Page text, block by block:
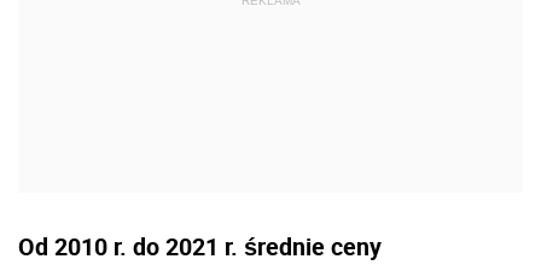
Od 2010 r. do 2021 r. średnie ceny